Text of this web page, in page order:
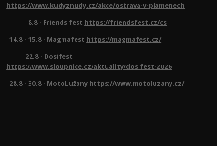
https://www.kudyznudy.cz/akce/ostrava-v-plamenech
8.8 - Friends fest https://friendsfest.cz/cs
14.8 - 15.8 - Magmafest https://magmafest.cz/
22.8 - Dosifest
https://www.sloupnice.cz/aktuality/dosifest-2026
28.8 - 30.8 - MotoLužany https://www.motoluzany.cz/